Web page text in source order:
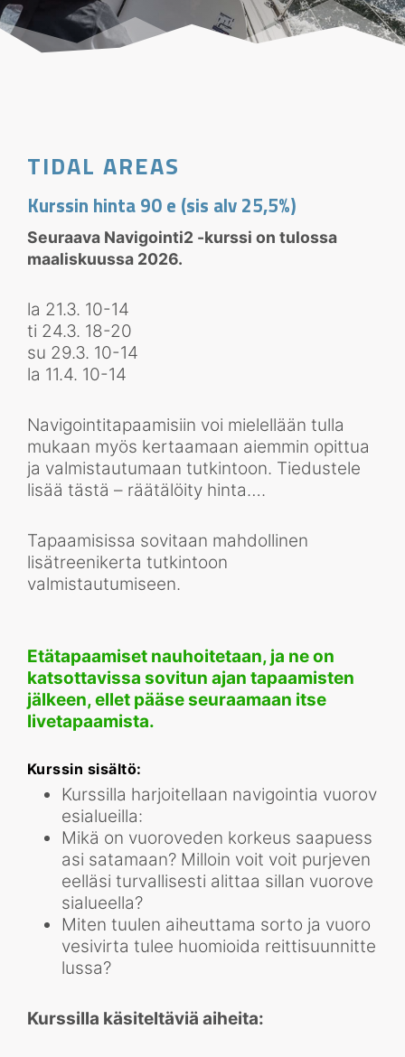
TIDAL AREAS
Kurssin hinta 90 e (sis alv 25,5%)
Seuraava Navigointi2 -kurssi on tulossa
maaliskuussa 2026.
la 21.3. 10-14
ti 24.3. 18-20
su 29.3. 10-14
la 11.4. 10-14
Navigointitapaamisiin voi mielellään tulla
mukaan myös kertaamaan aiemmin opittua
ja valmistautumaan tutkintoon. Tiedustele
lisää tästä – räätälöity hinta….
Tapaamisissa sovitaan mahdollinen
lisätreenikerta tutkintoon
valmistautumiseen.
Etätapaamiset nauhoitetaan, ja ne on
katsottavissa sovitun ajan tapaamisten
jälkeen, ellet pääse seuraamaan itse
livetapaamista.
Kurssin sisältö:
Kurssilla harjoitellaan navigointia vuorov
esialueilla:
Mikä on vuoroveden korkeus saapuess
asi satamaan? Milloin voit voit purjeven
eelläsi turvallisesti alittaa sillan vuorove
sialueella?
Miten tuulen aiheuttama sorto ja vuoro
vesivirta tulee huomioida reittisuunnitte
lussa?
Kurssilla käsiteltäviä aiheita: